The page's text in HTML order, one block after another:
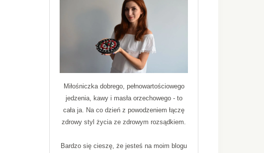
Miłośniczka dobrego, pełnowartościowego
jedzenia, kawy i masła orzechowego - to
cała ja. Na co dzień z powodzeniem łączę
zdrowy styl życia ze zdrowym rozsądkiem.
Bardzo się cieszę, że jesteś na moim blogu